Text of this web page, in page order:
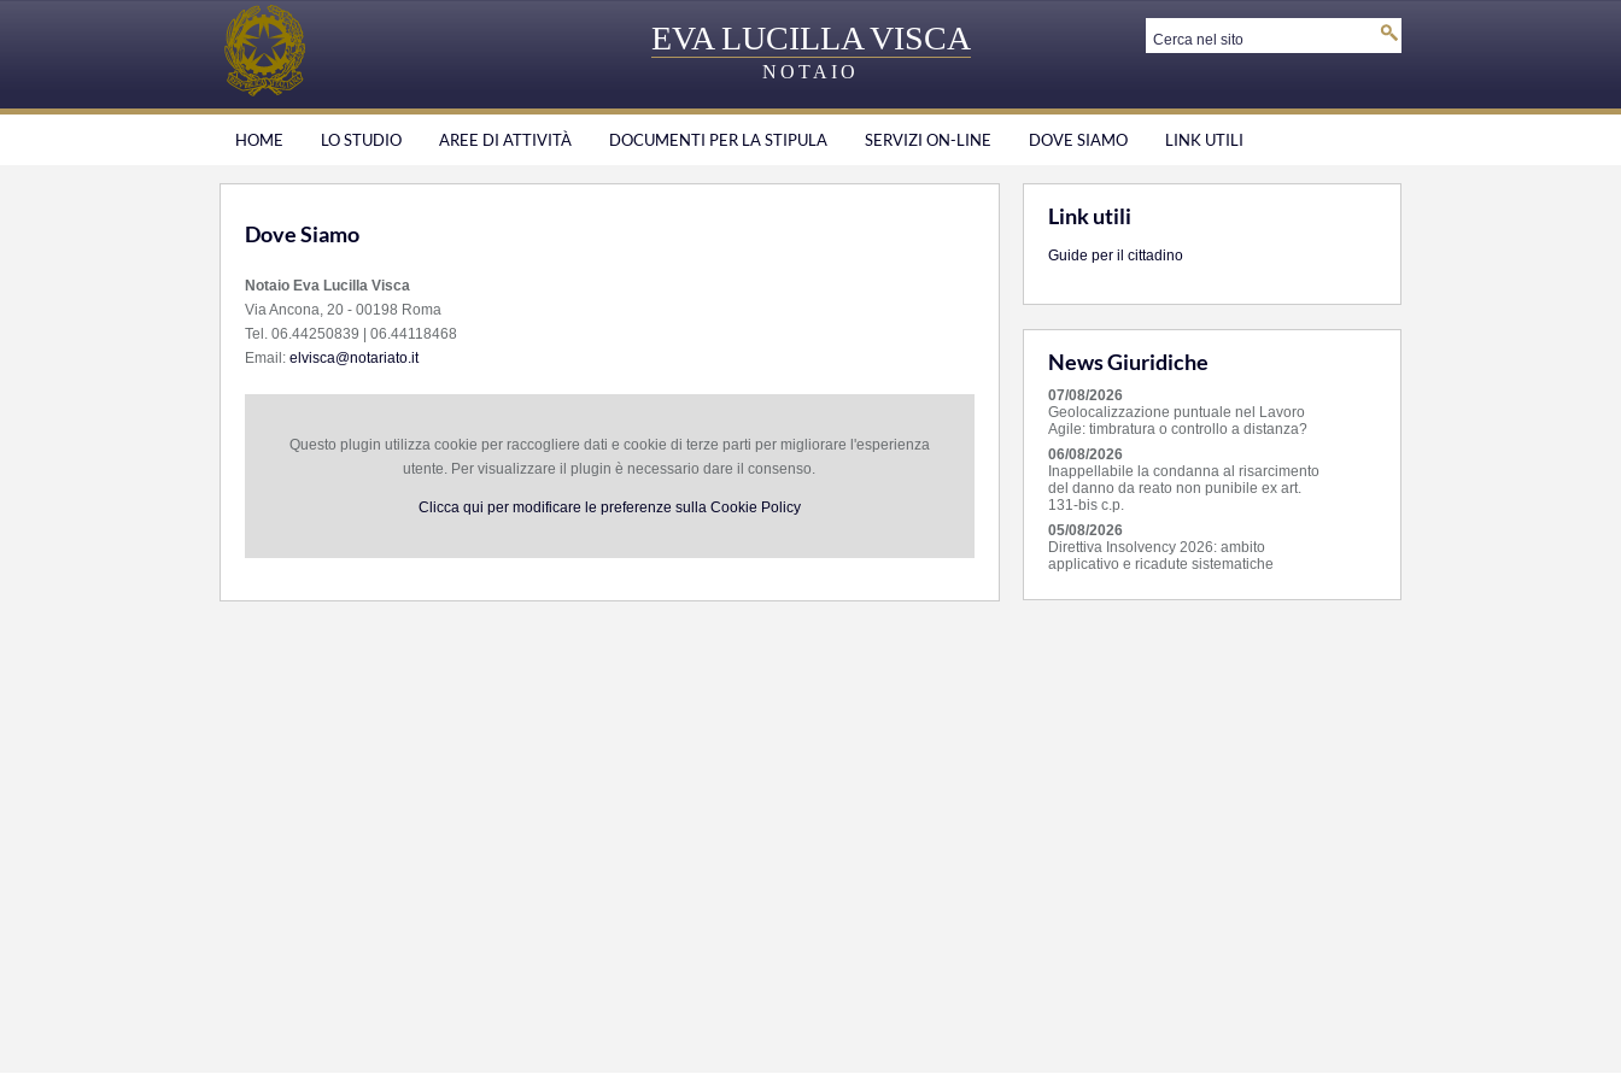
EVA LUCILLA VISCA
NOTAIO
HOME LO STUDIO AREE DI ATTIVITÀ DOCUMENTI PER LA STIPULA SERVIZI ON-LINE DOVE SIAMO LINK UTILI
Dove Siamo
Notaio Eva Lucilla Visca
Via Ancona, 20 - 00198 Roma
Tel. 06.44250839 | 06.44118468
Email: elvisca@notariato.it
Questo plugin utilizza cookie per raccogliere dati e cookie di terze parti per migliorare l'esperienza
utente. Per visualizzare il plugin è necessario dare il consenso.
Clicca qui per modificare le preferenze sulla Cookie Policy
Link utili
Guide per il cittadino
News Giuridiche
07/08/2026
Geolocalizzazione puntuale nel Lavoro
Agile: timbratura o controllo a distanza?
06/08/2026
Inappellabile la condanna al risarcimento
del danno da reato non punibile ex art.
131-bis c.p.
05/08/2026
Direttiva Insolvency 2026: ambito
applicativo e ricadute sistematiche